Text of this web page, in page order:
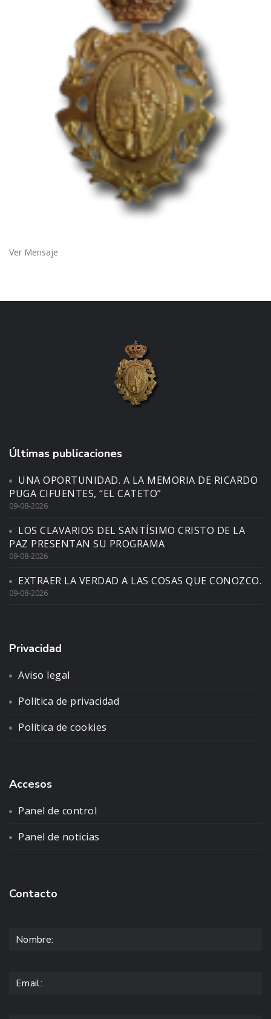
Ver Mensaje
Últimas publicaciones
UNA OPORTUNIDAD. A LA MEMORIA DE RICARDO
PUGA CIFUENTES, “EL CATETO”
09-08-2026
LOS CLAVARIOS DEL SANTÍSIMO CRISTO DE LA
PAZ PRESENTAN SU PROGRAMA
09-08-2026
EXTRAER LA VERDAD A LAS COSAS QUE CONOZCO.
09-08-2026
Privacidad
Aviso legal
Política de privacidad
Política de cookies
Accesos
Panel de control
Panel de noticias
Contacto